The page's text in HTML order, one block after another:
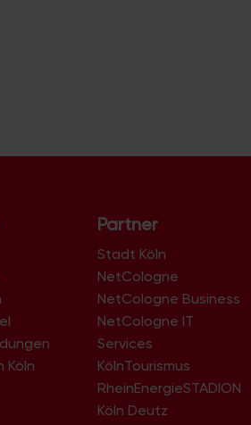
Köln
Partner
Stadt Köln
NetCologne
NetCologne Business
NetCologne IT
Services
KölnTourismus
RheinEnergieSTADION
Köln Deutz